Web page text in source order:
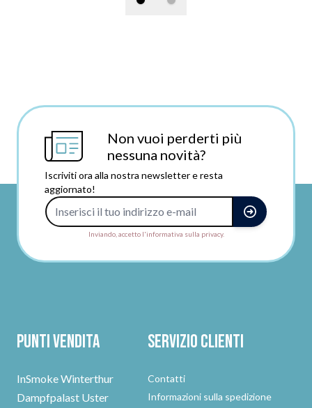
Non vuoi perderti più
nessuna novità?
Iscriviti ora alla nostra newsletter e resta
aggiornato!
Inviando, accetto l'informativa sulla privacy.
Punti vendita
InSmoke Winterthur
Dampfpalast Uster
Servizio clienti
Contatti
Informazioni sulla spedizione